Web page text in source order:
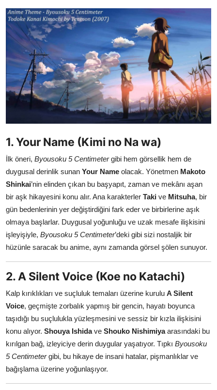
Dizi & Film
Testler
1. Your Name (Kimi no Na wa)
İlk öneri, Byousoku 5 Centimetergibi hem görsellik hem de
duygusal derinlik sunan Your Name olacak. Yönetmen Makoto
Shinkai’nin elinden çıkan bu başyapıt, zaman ve mekânı aşan
bir aşk hikayesini konu alır. Ana karakterler Taki ve Mitsuha, bir
gün bedenlerinin yer değiştirdiğini fark eder ve birbirlerine aşık
olmaya başlarlar. Duygusal yoğunluğu ve uzak mesafe ilişkisini
işleyişiyle, Byousoku 5 Centimeter’deki gibi sizi nostaljik bir
hüzünle saracak bu anime, aynı zamanda görsel şölen sunuyor.
2. A Silent Voice (Koe no Katachi)
Kalp kırıklıkları ve suçluluk temaları üzerine kurulu A Silent
Voice, geçmişte zorbalık yapmış bir gencin, hayatı boyunca
taşıdığı bu suçlulukla yüzleşmesini ve sessiz bir kızla ilişkisini
konu alıyor. Shouya Ishidave Shouko Nishimiyaarasındaki bu
kırılgan bağ, izleyiciye derin duygular yaşatıyor. Tıpkı Byousoku
5 Centimetergibi, bu hikaye de insani hatalar, pişmanlıklar ve
bağışlama üzerine yoğunlaşıyor.